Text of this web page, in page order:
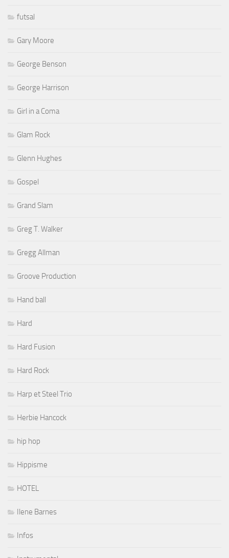
futsal
Gary Moore
George Benson
George Harrison
Girl in a Coma
Glam Rock
Glenn Hughes
Gospel
Grand Slam
Greg T. Walker
Gregg Allman
Groove Production
Hand ball
Hard
Hard Fusion
Hard Rock
Harp et Steel Trio
Herbie Hancock
hip hop
Hippisme
HOTEL
Ilene Barnes
Infos